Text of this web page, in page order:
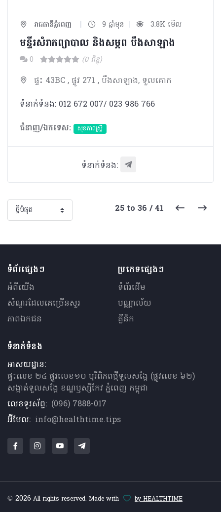
រាជធានីភ្នំពេញ | 9 ឆ្នាំមុន | 3.8K មើល
មន្ទីរសំរាកព្យាបាល​ និងសម្ភព បឹងសាឡាង​
0 (0 ពិន្ទុ)
ផ្ទះ 43BC , ផ្លូវ 271 , បឹងសាឡាង, ទួលគោក
ទំនាក់ទំនង: 012 672 007/ 023 986 766
ជំនាញ/ឯកទេស:
សុខភាពស្រ្តី
ទំនាក់ទំនង:
25 to 36 / 41
ទំព័រផ្សេងៗ
អំពីយើង
សំណួរ​ដែលគេ​ច្រើន​សួរ
ភាពឯកជន
ប្រភេទផ្សេងៗ
ទំព័រដើម
បណ្ណាល័យ
គ្លីនិក
ទំនាក់ទំនង
អាសយដ្ឋាន:
ផ្ទះលេខ ២៤ ផ្លូវលេខ១០ បុរីពិភពថ្មីទួលសង្កែ (ផ្លូវលេខ ៦២)
សង្កាត់ទួលសង្កែ ខណ្ឌឫស្សីកែវ ភ្នំពេញ កម្ពុជា
លេខទូរស័ព្ទ: (096) 7888-017
អ៊ីមែល: info@healthtime.tips
© 2026 All rights reserved. Made with by HEALTHTIME